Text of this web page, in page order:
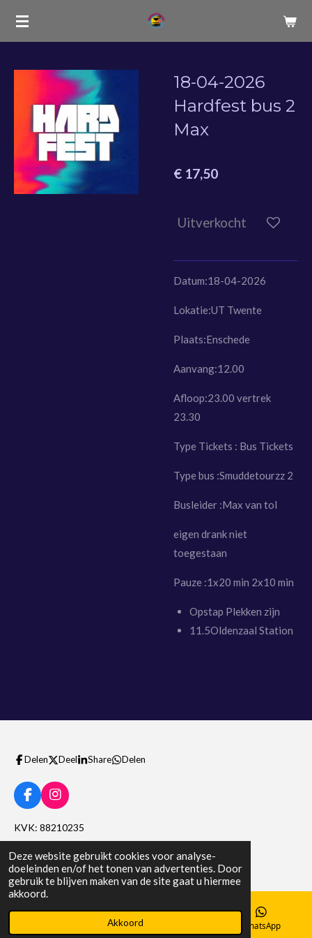
Deze website gebruikt cookies voor analyse-
doeleinden en/of het tonen van advertenties. Door
gebruik te blijven maken van de site gaat u hiermee
akkoord.
Akkoord
Ga
de
18-04-2026
Hardfest bus 2
Max
€ 17,50
Uitverkocht
Datum:18-04-2026
Lokatie:UT Twente
Plaats:Enschede
Aanvang:12.00
Afloop:23.00 vertrek
23.30
Type Tickets : Bus Tickets
Type bus :Smuddetourzz 2
Busleider :Max van tol
eigen drank niet
toegestaan
Pauze :1x20 min 2x10 min
Opstap Plekken zijn
11.5Oldenzaal Station
Delen Deel Share Delen
F
a
c
e
o
o
k
I
n
s
t
a
g
r
a
KVK: 88210235
Btw nummer: NL004564536B10
Telefoonnummer WhatsApp